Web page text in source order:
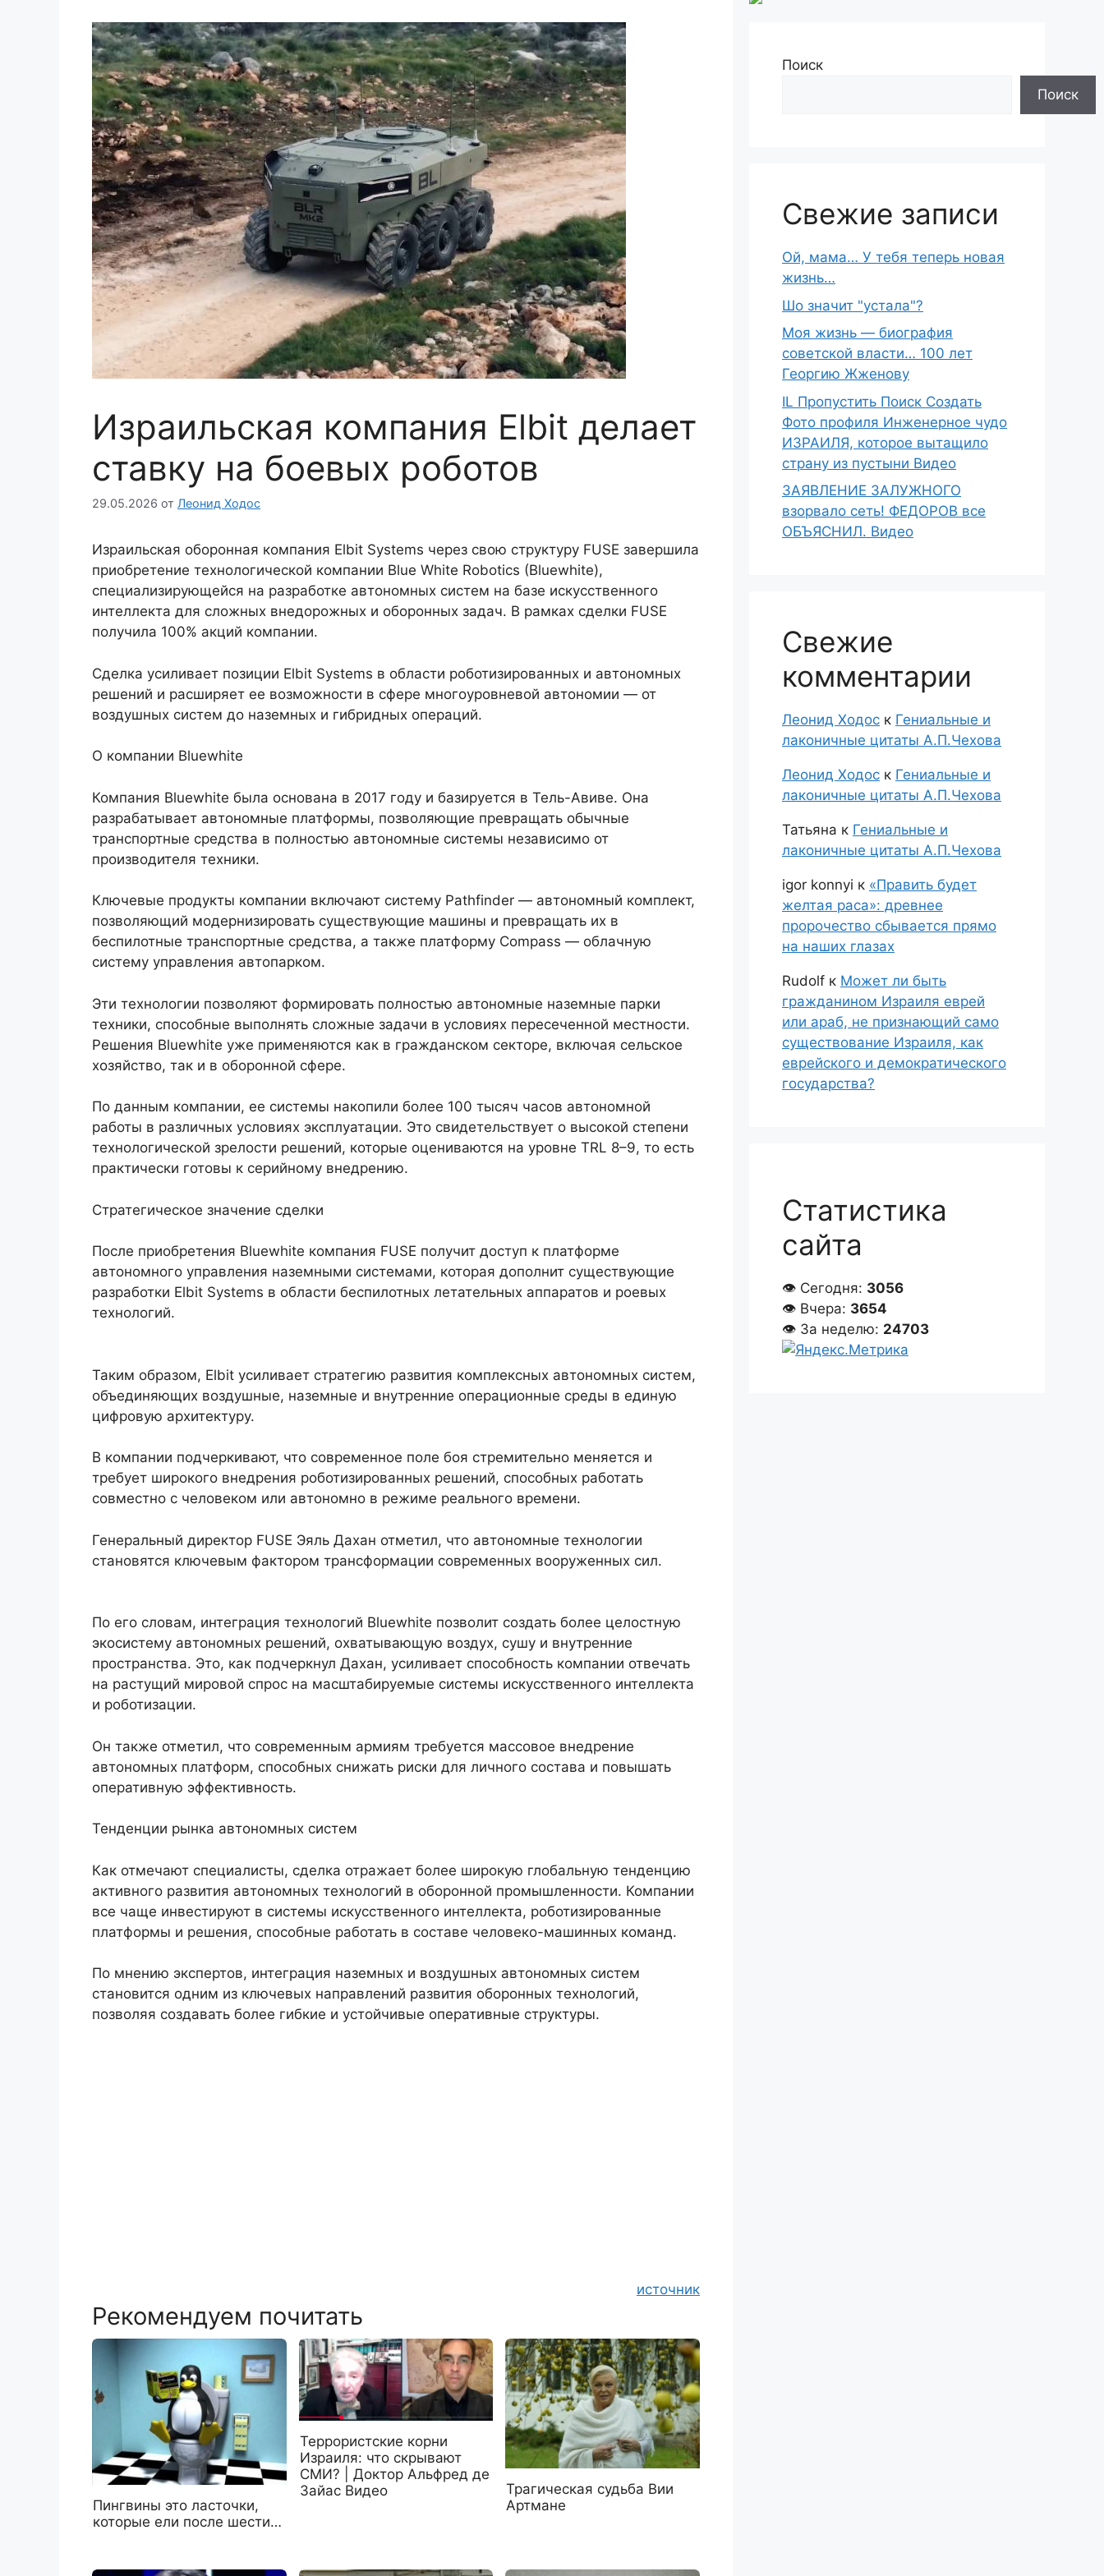
Израильская компания Elbit делает
ставку на боевых роботов
29.05.2026 от Леонид Ходос
Израильская оборонная компания Elbit Systems через свою структуру FUSE завершила
приобретение технологической компании Blue White Robotics (Bluewhite),
специализирующейся на разработке автономных систем на базе искусственного
интеллекта для сложных внедорожных и оборонных задач. В рамках сделки FUSE
получила 100% акций компании.
Сделка усиливает позиции Elbit Systems в области роботизированных и автономных
решений и расширяет ее возможности в сфере многоуровневой автономии — от
воздушных систем до наземных и гибридных операций.
О компании Bluewhite
Компания Bluewhite была основана в 2017 году и базируется в Тель-Авиве. Она
разрабатывает автономные платформы, позволяющие превращать обычные
транспортные средства в полностью автономные системы независимо от
производителя техники.
Ключевые продукты компании включают систему Pathfinder — автономный комплект,
позволяющий модернизировать существующие машины и превращать их в
беспилотные транспортные средства, а также платформу Compass — облачную
систему управления автопарком.
Эти технологии позволяют формировать полностью автономные наземные парки
техники, способные выполнять сложные задачи в условиях пересеченной местности.
Решения Bluewhite уже применяются как в гражданском секторе, включая сельское
хозяйство, так и в оборонной сфере.
По данным компании, ее системы накопили более 100 тысяч часов автономной
работы в различных условиях эксплуатации. Это свидетельствует о высокой степени
технологической зрелости решений, которые оцениваются на уровне TRL 8–9, то есть
практически готовы к серийному внедрению.
Стратегическое значение сделки
После приобретения Bluewhite компания FUSE получит доступ к платформе
автономного управления наземными системами, которая дополнит существующие
разработки Elbit Systems в области беспилотных летательных аппаратов и роевых
технологий.
Таким образом, Elbit усиливает стратегию развития комплексных автономных систем,
объединяющих воздушные, наземные и внутренние операционные среды в единую
цифровую архитектуру.
В компании подчеркивают, что современное поле боя стремительно меняется и
требует широкого внедрения роботизированных решений, способных работать
совместно с человеком или автономно в режиме реального времени.
Генеральный директор FUSE Эяль Дахан отметил, что автономные технологии
становятся ключевым фактором трансформации современных вооруженных сил.
По его словам, интеграция технологий Bluewhite позволит создать более целостную
экосистему автономных решений, охватывающую воздух, сушу и внутренние
пространства. Это, как подчеркнул Дахан, усиливает способность компании отвечать
на растущий мировой спрос на масштабируемые системы искусственного интеллекта
и роботизации.
Он также отметил, что современным армиям требуется массовое внедрение
автономных платформ, способных снижать риски для личного состава и повышать
оперативную эффективность.
Тенденции рынка автономных систем
Как отмечают специалисты, сделка отражает более широкую глобальную тенденцию
активного развития автономных технологий в оборонной промышленности. Компании
все чаще инвестируют в системы искусственного интеллекта, роботизированные
платформы и решения, способные работать в составе человеко-машинных команд.
По мнению экспертов, интеграция наземных и воздушных автономных систем
становится одним из ключевых направлений развития оборонных технологий,
позволяя создавать более гибкие и устойчивые оперативные структуры.
источник
Рекомендуем почитать
Пингвины это ласточки,
которые ели после шести…
Террористские корни
Израиля: что скрывают
СМИ? | Доктор Альфред де
Зайас Видео
Трагическая судьба Вии
Артмане
Поиск
Поиск
Свежие записи
Ой, мама… У тебя теперь новая
жизнь…
Шо знaчит "устaла"?
Моя жизнь — биография
советской власти… 100 лет
Георгию Жженову
IL Пропустить Поиск Создать
Фото профиля Инженерное чудо
ИЗРАИЛЯ, которое вытащило
страну из пустыни Видео
ЗАЯВЛЕНИЕ ЗАЛУЖНОГО
взорвало сеть! ФЕДОРОВ все
ОБЪЯСНИЛ. Видео
Свежие
комментарии
Леонид Ходос к Гениальные и
лаконичные цитаты А.П.Чехова
Леонид Ходос к Гениальные и
лаконичные цитаты А.П.Чехова
Татьяна к Гениальные и
лаконичные цитаты А.П.Чехова
igor konnyi к «Править будет
желтая раса»: древнее
пророчество сбывается прямо
на наших глазах
Rudolf к Может ли быть
гражданином Израиля еврей
или араб, не признающий само
существование Израиля, как
еврейского и демократического
государства?
Статистика
сайта
👁 Сегодня: 3056
👁 Вчера: 3654
👁 За неделю: 24703